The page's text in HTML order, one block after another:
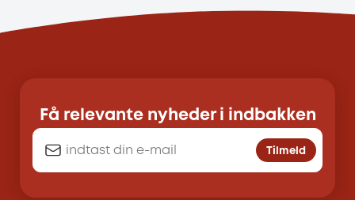
Få relevante nyheder i indbakken
Tilmeld